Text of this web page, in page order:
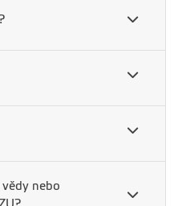
nebo